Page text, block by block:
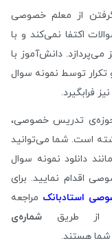
از معلم خصوصی
اکتفا نمی‌کند و با
دانش‌آموز با
توسط نمونه سوال
فرابگیرد.
حوزه‌ی تدریس خصوصی،
است. شما می‌توانید
دانلود نمونه سوال
اقدام نمایید. برای
استادبانک مراجعه
از طریق شماره‌‌ی
هستند.